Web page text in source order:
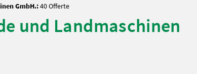
GmbH.:40 Offerte
und Landmaschinen